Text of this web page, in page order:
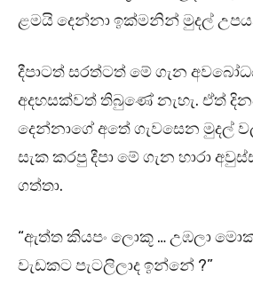
ළමයි දෙන්නා ඉක්මනින් මුදල්
දීපාටත් සරත්ටත් මේ ගැන
අදහසක්වත් තිබුණේ නැහැ. ඒත්
දෙන්නාගේ අතේ ගැවසෙන මුදල්
සැක කරපු දීපා මේ ගැන හාරා
ගත්තා.
“ඇත්ත කියපං ලොකූ … උඹලා
වැඩකට පැටලිලාද ඉන්නේ ?”